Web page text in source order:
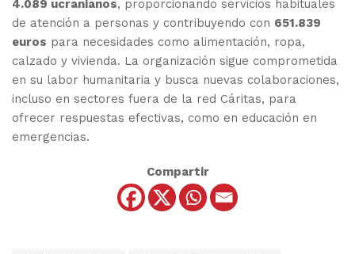
4.089 ucranianos, proporcionando servicios habituales
de atención a personas y contribuyendo con 651.839
euros para necesidades como alimentación, ropa,
calzado y vivienda. La organización sigue comprometida
en su labor humanitaria y busca nuevas colaboraciones,
incluso en sectores fuera de la red Cáritas, para
ofrecer respuestas efectivas, como en educación en
emergencias.
Compartir